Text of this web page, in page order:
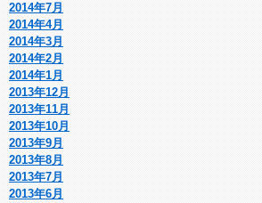
2014年7月
2014年4月
2014年3月
2014年2月
2014年1月
2013年12月
2013年11月
2013年10月
2013年9月
2013年8月
2013年7月
2013年6月